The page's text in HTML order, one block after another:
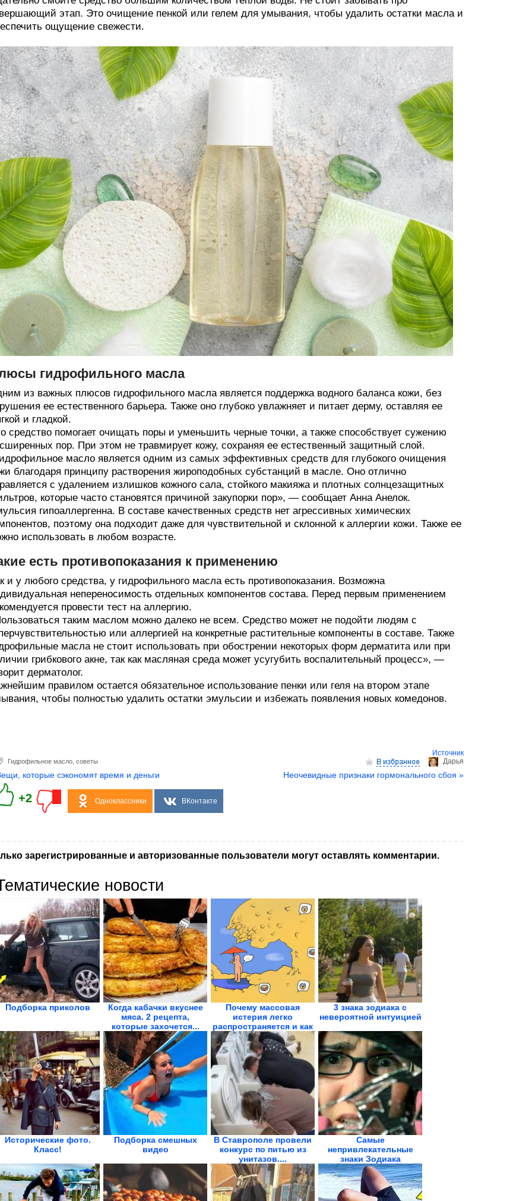
этап. Это очищение пенкой или гелем для умывания, чтобы удалить остатки масла и
ощущение свежести.
гидрофильного масла
из важных плюсов гидрофильного масла является поддержка водного баланса кожи, без
ее естественного барьера. Также оно глубоко увлажняет и питает дерму, оставляя ее
и гладкой.
средство помогает очищать поры и уменьшить черные точки, а также способствует сужению
пор. При этом не травмирует кожу, сохраняя ее естественный защитный слой.
масло является одним из самых эффективных средств для глубокого очищения
благодаря принципу растворения жироподобных субстанций в масле. Оно отлично
с удалением излишков кожного сала, стойкого макияжа и плотных солнцезащитных
которые часто становятся причиной закупорки пор», — сообщает Анна Анелок.
гипоаллергенна. В составе качественных средств нет агрессивных химических
поэтому она подходит даже для чувствительной и склонной к аллергии кожи. Также ее
использовать в любом возрасте.
есть противопоказания к применению
и у любого средства, у гидрофильного масла есть противопоказания. Возможна
непереносимость отдельных компонентов состава. Перед первым применением
провести тест на аллергию.
таким маслом можно далеко не всем. Средство может не подойти людям с
или аллергией на конкретные растительные компоненты в составе. Также
масла не стоит использовать при обострении некоторых форм дерматита или при
грибкового акне, так как масляная среда может усугубить воспалительный процесс», —
дерматолог.
правилом остается обязательное использование пенки или геля на втором этапе
чтобы полностью удалить остатки эмульсии и избежать появления новых комедонов.
Источник
Дарья
Гидрофильное масло советы
которые сэкономят время и деньги Неочевидные признаки гормонального сбоя »
+2 Одноклассники ВКонтакте
зарегистрированные и авторизованные пользователи могут оставлять комментарии.
новости
Подборка приколов
Когда кабачки вкуснее
мяса. 2 рецепта,
которые захочется...
Почему массовая
истерия легко
распространяется и как
ей...
3 знака зодиака с
невероятной интуицией
Исторические фото.
Класс!
Подборка смешных
видео
В Ставрополе провели
конкурс по питью из
унитазов....
Самые
непривлекательные
знаки Зодиака